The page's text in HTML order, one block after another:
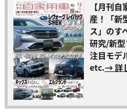
【月刊
産！「新
ス」のす
研究/新
注目モデ
etc.→ 詳